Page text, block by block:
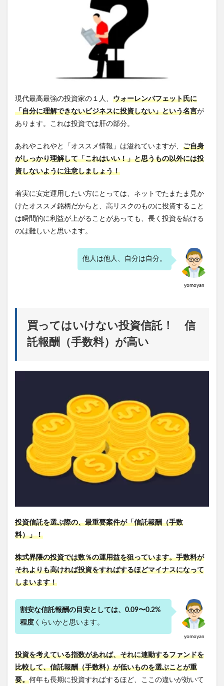
現代最高最強の投資家の１人、 ウォーレンバフェット氏に
「自分に理解できないビジネスに投資しない」という名言が
あります。これは投資では肝の部分。
あれやこれやと「オススメ情報」は溢れていますが、 ご自身
がしっかり理解して「これはいい！」と思うもの以外には投
資しないように注意しましょう！
着実に安定運用したい方にとっては、ネットでたまたま見か
けたオススメ銘柄だからと、高リスクのものに投資すること
は瞬間的に利益が上がることがあっても、長く投資を続ける
のは難しいと思います。
yomoyan
他人は他人、自分は自分。
買ってはいけない投資信託！ 信
託報酬（手数料）が高い
投資信託を選ぶ際の、最重要案件が「信託報酬（手数
料）」！
株式界隈の投資では数％の運用益を狙っています。手数料が
それよりも高ければ投資をすればするほどマイナスになって
しまいます！
yomoyan
割安な信託報酬の目安としては、0.09〜0.2%
程度 くらいかと思います。
投資を考えている指数があれば、それに連動するファンドを
比較して、信託報酬（手数料）が低いものを選ぶことが重
要。何年も長期に投資すればするほど、ここの違いが効いて